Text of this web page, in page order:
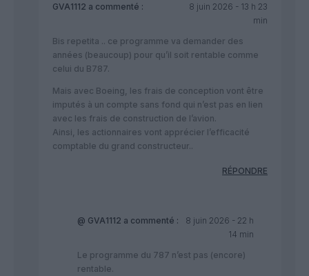
GVA1112 a commenté :
8 juin 2026 - 13 h 23
min
Bis repetita .. ce programme va demander des
années (beaucoup) pour qu’il soit rentable comme
celui du B787.
Mais avec Boeing, les frais de conception vont être
imputés à un compte sans fond qui n’est pas en lien
avec les frais de construction de l’avion.
Ainsi, les actionnaires vont apprécier l’efficacité
comptable du grand constructeur..
RÉPONDRE
@ GVA1112 a commenté :
8 juin 2026 - 22 h
14 min
Le programme du 787 n’est pas (encore)
rentable.